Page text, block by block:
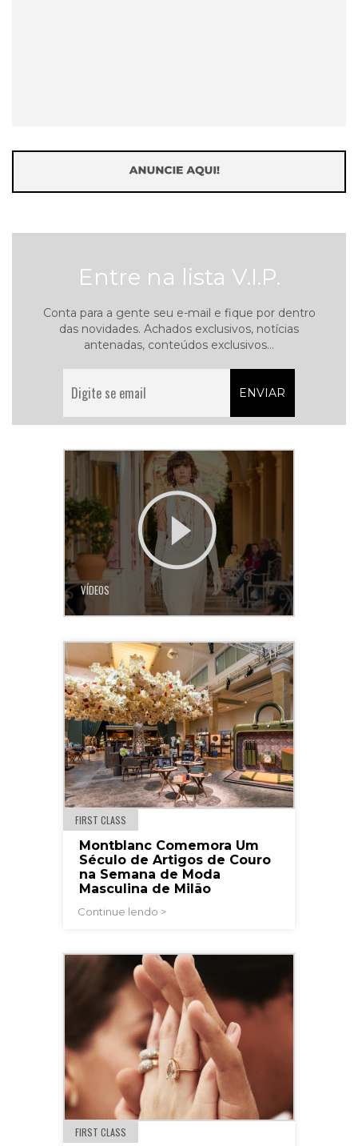
Entre na lista V.I.P.
Conta para a gente seu e-mail e fique por dentro
das novidades. Achados exclusivos, notícias
antenadas, conteúdos exclusivos...
VÍDEOS
FIRST CLASS
Montblanc Comemora Um
Século de Artigos de Couro
na Semana de Moda
Masculina de Milão
Continue lendo >
FIRST CLASS